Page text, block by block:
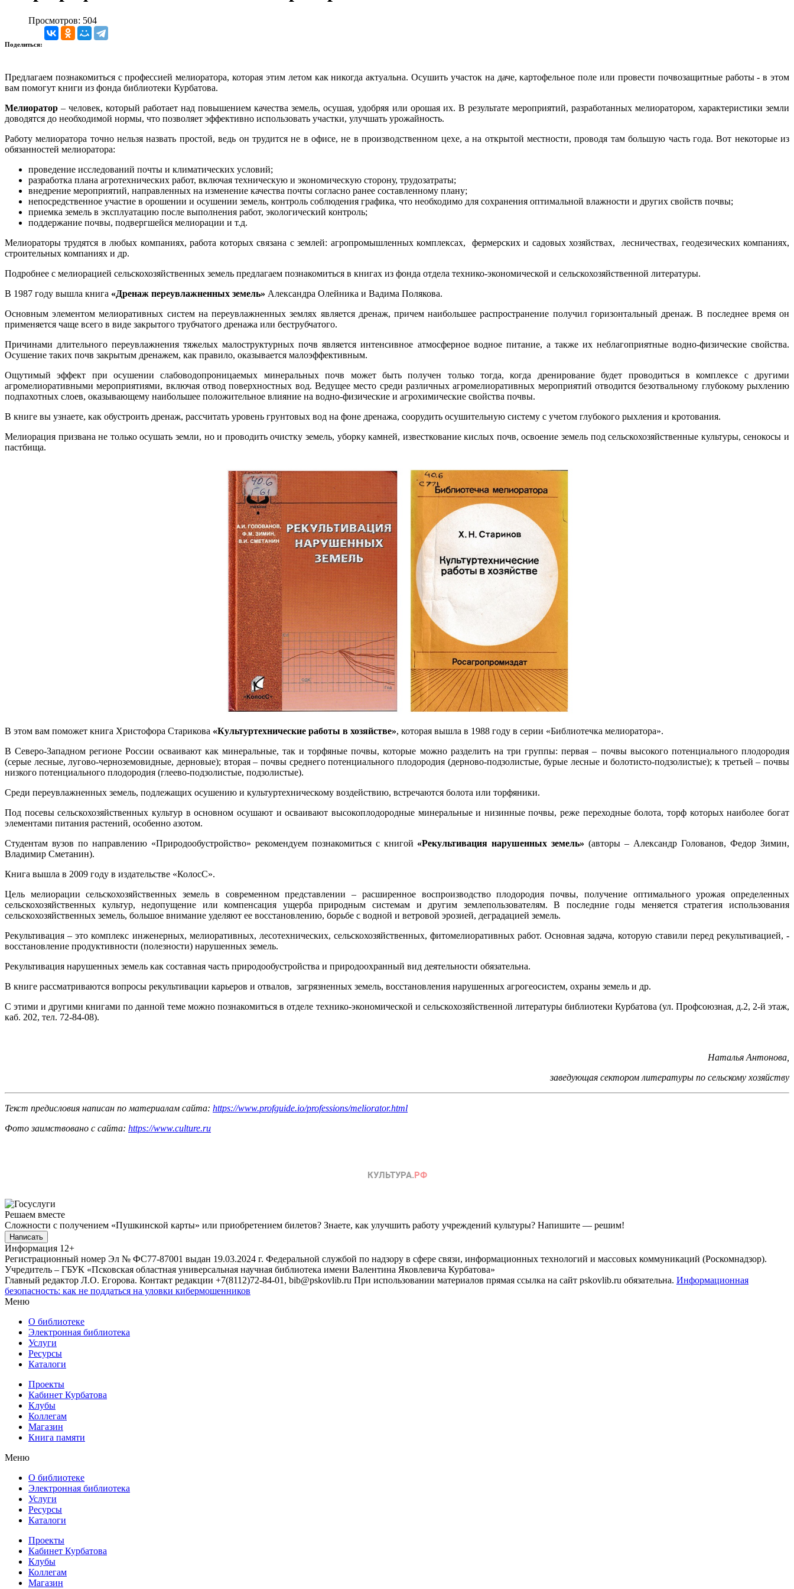
Просмотров: 504
Поделиться:
Предлагаем познакомиться с профессией мелиоратора, которая этим летом как никогда актуальна. Осушить участок на даче, картофельное поле или провести почвозащитные работы - в этом
вам помогут книги из фонда библиотеки Курбатова.
Мелиоратор – человек, который работает над повышением качества земель, осушая, удобряя или орошая их. В результате мероприятий, разработанных мелиоратором, характеристики земли
доводятся до необходимой нормы, что позволяет эффективно использовать участки, улучшать урожайность.
Работу мелиоратора точно нельзя назвать простой, ведь он трудится не в офисе, не в производственном цехе, а на открытой местности, проводя там большую часть года. Вот некоторые из
обязанностей мелиоратора:
проведение исследований почты и климатических условий;
разработка плана агротехнических работ, включая техническую и экономическую сторону, трудозатраты;
внедрение мероприятий, направленных на изменение качества почты согласно ранее составленному плану;
непосредственное участие в орошении и осушении земель, контроль соблюдения графика, что необходимо для сохранения оптимальной влажности и других свойств почвы;
приемка земель в эксплуатацию после выполнения работ, экологический контроль;
поддержание почвы, подвергшейся мелиорации и т.д.
Мелиораторы трудятся в любых компаниях, работа которых связана с землей: агропромышленных комплексах, фермерских и садовых хозяйствах, лесничествах, геодезических компаниях,
строительных компаниях и др.
Подробнее с мелиорацией сельскохозяйственных земель предлагаем познакомиться в книгах из фонда отдела технико-экономической и сельскохозяйственной литературы.
В 1987 году вышла книга «Дренаж переувлажненных земель» Александра Олейника и Вадима Полякова.
Основным элементом мелиоративных систем на переувлажненных землях является дренаж, причем наибольшее распространение получил горизонтальный дренаж. В последнее время он
применяется чаще всего в виде закрытого трубчатого дренажа или беструбчатого.
Причинами длительного переувлажнения тяжелых малоструктурных почв является интенсивное атмосферное водное питание, а также их неблагоприятные водно-физические свойства.
Осушение таких почв закрытым дренажем, как правило, оказывается малоэффективным.
Ощутимый эффект при осушении слабоводопроницаемых минеральных почв может быть получен только тогда, когда дренирование будет проводиться в комплексе с другими
агромелиоративными мероприятиями, включая отвод поверхностных вод. Ведущее место среди различных агромелиоративных мероприятий отводится безотвальному глубокому рыхлению
подпахотных слоев, оказывающему наибольшее положительное влияние на водно-физические и агрохимические свойства почвы.
В книге вы узнаете, как обустроить дренаж, рассчитать уровень грунтовых вод на фоне дренажа, соорудить осушительную систему с учетом глубокого рыхления и кротования.
Мелиорация призвана не только осушать земли, но и проводить очистку земель, уборку камней, известкование кислых почв, освоение земель под сельскохозяйственные культуры, сенокосы и
пастбища.
В этом вам поможет книга Христофора Старикова «Культуртехнические работы в хозяйстве», которая вышла в 1988 году в серии «Библиотечка мелиоратора».
В Северо-Западном регионе России осваивают как минеральные, так и торфяные почвы, которые можно разделить на три группы: первая – почвы высокого потенциального плодородия
(серые лесные, лугово-черноземовидные, дерновые); вторая – почвы среднего потенциального плодородия (дерново-подзолистые, бурые лесные и болотисто-подзолистые); к третьей – почвы
низкого потенциального плодородия (глеево-подзолистые, подзолистые).
Среди переувлажненных земель, подлежащих осушению и культуртехническому воздействию, встречаются болота или торфяники.
Под посевы сельскохозяйственных культур в основном осушают и осваивают высокоплодородные минеральные и низинные почвы, реже переходные болота, торф которых наиболее богат
элементами питания растений, особенно азотом.
Студентам вузов по направлению «Природообустройство» рекомендуем познакомиться с книгой «Рекультивация нарушенных земель» (авторы – Александр Голованов, Федор Зимин,
Владимир Сметанин).
Книга вышла в 2009 году в издательстве «КолосС».
Цель мелиорации сельскохозяйственных земель в современном представлении – расширенное воспроизводство плодородия почвы, получение оптимального урожая определенных
сельскохозяйственных культур, недопущение или компенсация ущерба природным системам и другим землепользователям. В последние годы меняется стратегия использования
сельскохозяйственных земель, большое внимание уделяют ее восстановлению, борьбе с водной и ветровой эрозией, деградацией земель.
Рекультивация – это комплекс инженерных, мелиоративных, лесотехнических, сельскохозяйственных, фитомелиоративных работ. Основная задача, которую ставили перед рекультивацией, -
восстановление продуктивности (полезности) нарушенных земель.
Рекультивация нарушенных земель как составная часть природообустройства и природоохранный вид деятельности обязательна.
В книге рассматриваются вопросы рекультивации карьеров и отвалов, загрязненных земель, восстановления нарушенных агрогеосистем, охраны земель и др.
С этими и другими книгами по данной теме можно познакомиться в отделе технико-экономической и сельскохозяйственной литературы библиотеки Курбатова (ул. Профсоюзная, д.2, 2-й этаж,
каб. 202, тел. 72-84-08).
Наталья Антонова,
заведующая сектором литературы по сельскому хозяйству
Текст предисловия написан по материалам сайта: https://www.profguide.io/professions/meliorator.html
Фото заимствовано с сайта: https://www.culture.ru
Решаем вместе
Сложности с получением «Пушкинской карты» или приобретением билетов? Знаете, как улучшить работу учреждений культуры? Напишите — решим!
Написать
Информация 12+
Регистрационный номер Эл № ФС77-87001 выдан 19.03.2024 г. Федеральной службой по надзору в сфере связи, информационных технологий и массовых коммуникаций (Роскомнадзор).
Учредитель – ГБУК «Псковская областная универсальная научная библиотека имени Валентина Яковлевича Курбатова»
Главный редактор Л.О. Егорова. Контакт редакции +7(8112)72-84-01, bib@pskovlib.ru При использовании материалов прямая ссылка на сайт pskovlib.ru обязательна. Информационная
безопасность: как не поддаться на уловки кибермошенников
Меню
О библиотеке
Электронная библиотека
Услуги
Ресурсы
Каталоги
Проекты
Кабинет Курбатова
Клубы
Коллегам
Магазин
Книга памяти
Меню
О библиотеке
Электронная библиотека
Услуги
Ресурсы
Каталоги
Проекты
Кабинет Курбатова
Клубы
Коллегам
Магазин